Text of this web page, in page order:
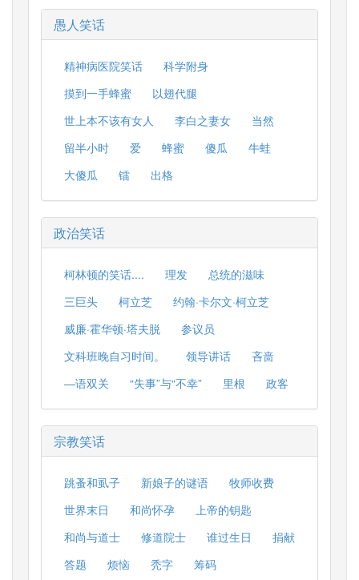
愚人笑话
精神病医院笑话
科学附身
摸到一手蜂蜜
以翅代腿
世上本不该有女人
李白之妻女
当然
留半小时
爱 蜂蜜 傻瓜
牛蛙
大傻瓜
镭 出格
政治笑话
柯林顿的笑话.... 理发
总统的滋味
三巨头
柯立芝
约翰·卡尔文·柯立芝
威廉·霍华顿·塔夫脱
参议员
文科班晚自习时间。
领导讲话
吝啬
—语双关
“失事”与“不幸” 里根 政客
宗教笑话
跳蚤和虱子 新娘子的谜语
牧师收费
世界末日
和尚怀孕
上帝的钥匙
和尚与道士
修道院士 谁过生日
捐献
答题
烦恼 秃字
筹码